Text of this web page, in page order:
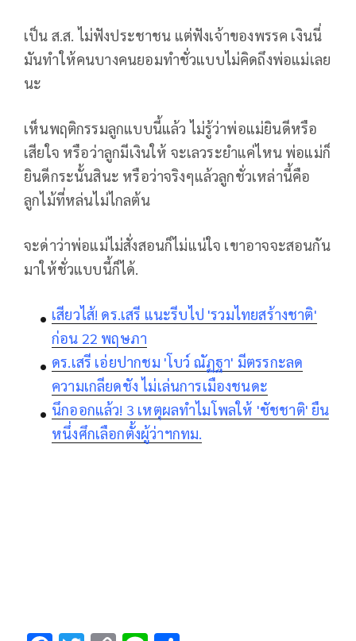
เป็น ส.ส. ไม่ฟังประชาชน แต่ฟังเจ้าของพรรค เงินนี่
มันทำให้คนบางคนยอมทำชั่วแบบไม่คิดถึงพ่อแม่เลย
นะ
เห็นพฤติกรรมลูกแบบนี้แล้ว ไม่รู้ว่าพ่อแม่ยินดีหรือ
เสียใจ หรือว่าลูกมีเงินให้ จะเลวระยำแค่ไหน พ่อแม่ก็
ยินดีกระนั้นสินะ หรือว่าจริงๆแล้วลูกชั่วเหล่านี้คือ
ลูกไม้ที่หล่นไม่ไกลต้น
จะด่าว่าพ่อแม่ไม่สั่งสอนก็ไม่แน่ใจ เขาอาจจะสอนกัน
มาให้ชั่วแบบนี้ก็ได้.
เสียวไส้! ดร.เสรี แนะรีบไป 'รวมไทยสร้างชาติ'
ก่อน 22 พฤษภา
ดร.เสรี เอ่ยปากชม 'โบว์ ณัฏฐา' มีตรรกะลด
ความเกลียดชัง ไม่เล่นการเมืองชนดะ
นึกออกแล้ว! 3 เหตุผลทำไมโพลให้ 'ชัชชาติ' ยืน
หนึ่งศึกเลือกตั้งผู้ว่าฯกทม.